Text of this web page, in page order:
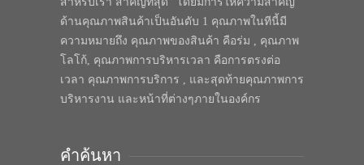
ด้านคุณภาพสินค้าเป็นอันดับ 1 คุณภาพในทีนี้มี
ความหมายถึง คุณภาพของสินค้า คือร่ม , คุณภาพ
โลโก้, คุณภาพการบริหารเวลา คือการตรงต่อ
เวลา คุณภาพการบริการ , และสุดท้ายคุณภาพการ
บริหารงาน และหน้าที่ต่างๆภายในองค์กร
คำค้นหา